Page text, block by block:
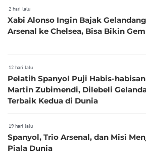
2 hari lalu
Xabi Alonso Ingin Bajak Gelandang
Arsenal ke Chelsea, Bisa Bikin
12 hari lalu
Pelatih Spanyol Puji Habis-habisan
Martin Zubimendi, Dilebeli
Terbaik Kedua di Dunia
19 hari lalu
Spanyol, Trio Arsenal, dan Misi
Piala Dunia